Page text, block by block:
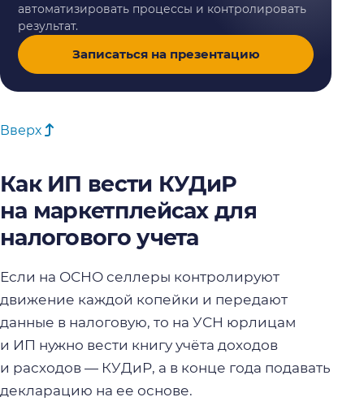
автоматизировать процессы и контролировать
результат.
Записаться на презентацию
Вверх
Как ИП вести КУДиР
на маркетплейсах для
налогового учета
Если на ОСНО селлеры контролируют
движение каждой копейки и передают
данные в налоговую, то на УСН юрлицам
и ИП нужно вести книгу учёта доходов
и расходов — КУДиР, а в конце года подавать
декларацию на ее основе.